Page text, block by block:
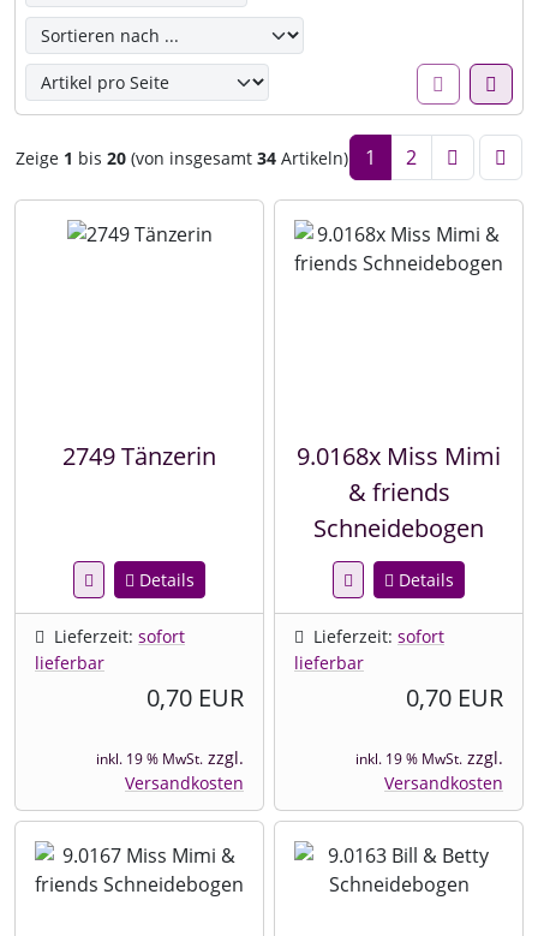
Zeige 1 bis 20(von insgesamt 34Artikeln) 1 2
2749 Tänzerin
Details
Lieferzeit: sofort
lieferbar
0,70 EUR
inkl. 19 % MwSt. zzgl.
Versandkosten
9.0168x Miss Mimi
& friends
Schneidebogen
Details
Lieferzeit: sofort
lieferbar
0,70 EUR
inkl. 19 % MwSt. zzgl.
Versandkosten